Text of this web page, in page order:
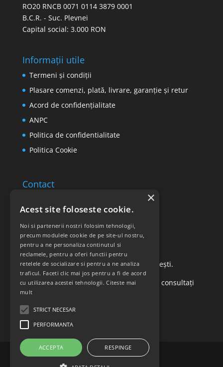
RO20 RNCB 0071 0114 3879 0001
B.C.R. - Suc. Plevnei
Capital social: 3.000 RON
Informații utile
Termeni și condiții
Plasare comenzi, plată, livrare, garanție și retur
Acord de confidențialitate
ANPC
Politica de confidentialitate
Politica Cookie
Contact
Retur produse
Str. Vasile Mironiuc nr. 3, Sector 1, București.
Pentru detalii suplimentare, vă rugăm să consultați
politica de returnare a produselor
Acest site foloseste cookie.
Noi si partenerii nostri folosim tehnologii,
precum modulele cookie de pe site-ul nostru,
pentru a ne personaliza continutul si
reclamele, pentru a oferi functii pentru
retelele de socializare si pentru a ne analiza
traficul. Faceti clic mai jos pentru a fi de acord
cu utilizarea acestei tehnologii.Citeste mai
mult
STRICT NECESAR
PERFORMANTA
ACCEPTA RESPINGE
×